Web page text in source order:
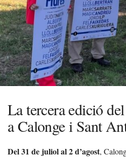
La tercera edició
a Calonge i Sant
Del 31 de juliol al 2 d’agost,